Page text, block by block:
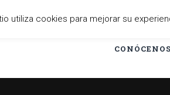
CONÓCENOS
utiliza cookies para mejorar su